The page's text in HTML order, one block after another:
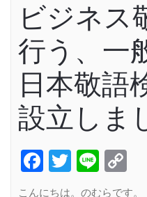
ビジネス
行う、一
日本敬語
設立しま
Facebook
Twitter
Line
こんにちは。のむらです。